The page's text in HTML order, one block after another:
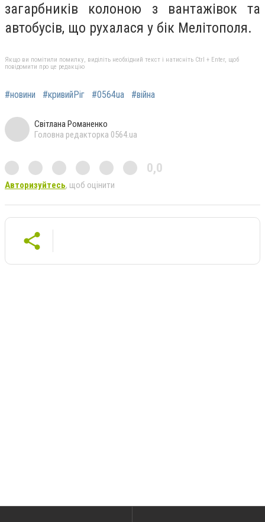
загарбників колоною з вантажівок та
автобусів, що рухалася у бік Мелітополя.
Якщо ви помітили помилку, виділіть необхідний текст і натисніть Ctrl + Enter, щоб
повідомити про це редакцію
#новини #кривийРіг #0564ua #війна
Світлана Романенко
Головна редакторка 0564.ua
0,0
Авторизуйтесь, щоб оцінити